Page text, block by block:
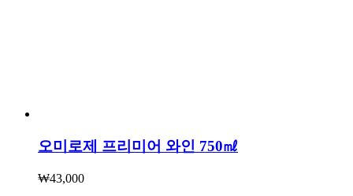
오미로제 프리미어 와인 750㎖
₩43,000